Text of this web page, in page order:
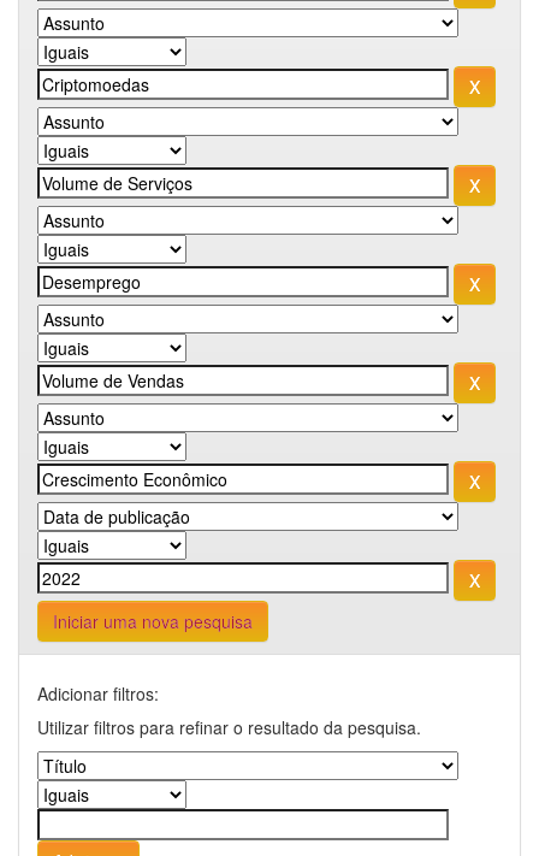
Iniciar uma nova pesquisa
Adicionar filtros:
Utilizar filtros para refinar o resultado da pesquisa.